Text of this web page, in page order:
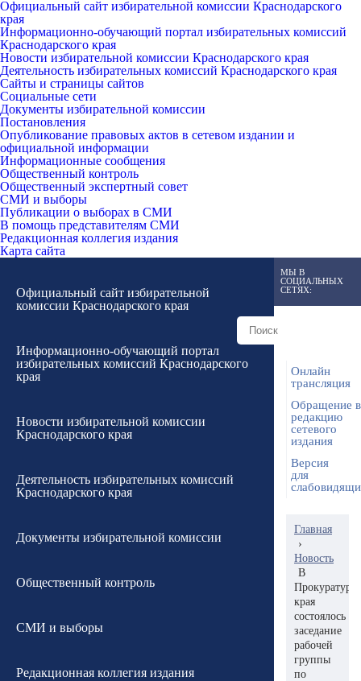
Официальный сайт избирательной комиссии Краснодарского
края
Информационно-обучающий портал избирательных комиссий
Краснодарского края
Новости избирательной комиссии Краснодарского края
Деятельность избирательных комиссий Краснодарского края
Сайты и страницы сайтов
Социальные сети
Документы избирательной комиссии
Постановления
Опубликование правовых актов в сетевом издании и
официальной информации
Информационные сообщения
Общественный контроль
Общественный экспертный совет
СМИ и выборы
Публикации о выборах в СМИ
В помощь представителям СМИ
Редакционная коллегия издания
Карта сайта
Официальный сайт избирательной
комиссии Краснодарского края
Информационно-обучающий портал
избирательных комиссий Краснодарского
края
Новости избирательной комиссии
Краснодарского края
Деятельность избирательных комиссий
Краснодарского края
Документы избирательной комиссии
Общественный контроль
СМИ и выборы
Редакционная коллегия издания
МЫ В
СОЦИАЛЬНЫХ
СЕТЯХ:
Онлайн
трансляция
Обращение в
редакцию
сетевого
издания
Версия
для
Главная
›
Новость
В
Прокуратуре
края
состоялось
заседание
рабочей
группы
по